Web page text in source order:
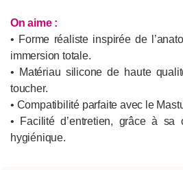
On aime :
• Forme réaliste inspirée de
immersion totale.
• Matériau silicone de haute
toucher.
• Compatibilité parfaite avec le
• Facilité d’entretien, grâce à sa
hygiénique.